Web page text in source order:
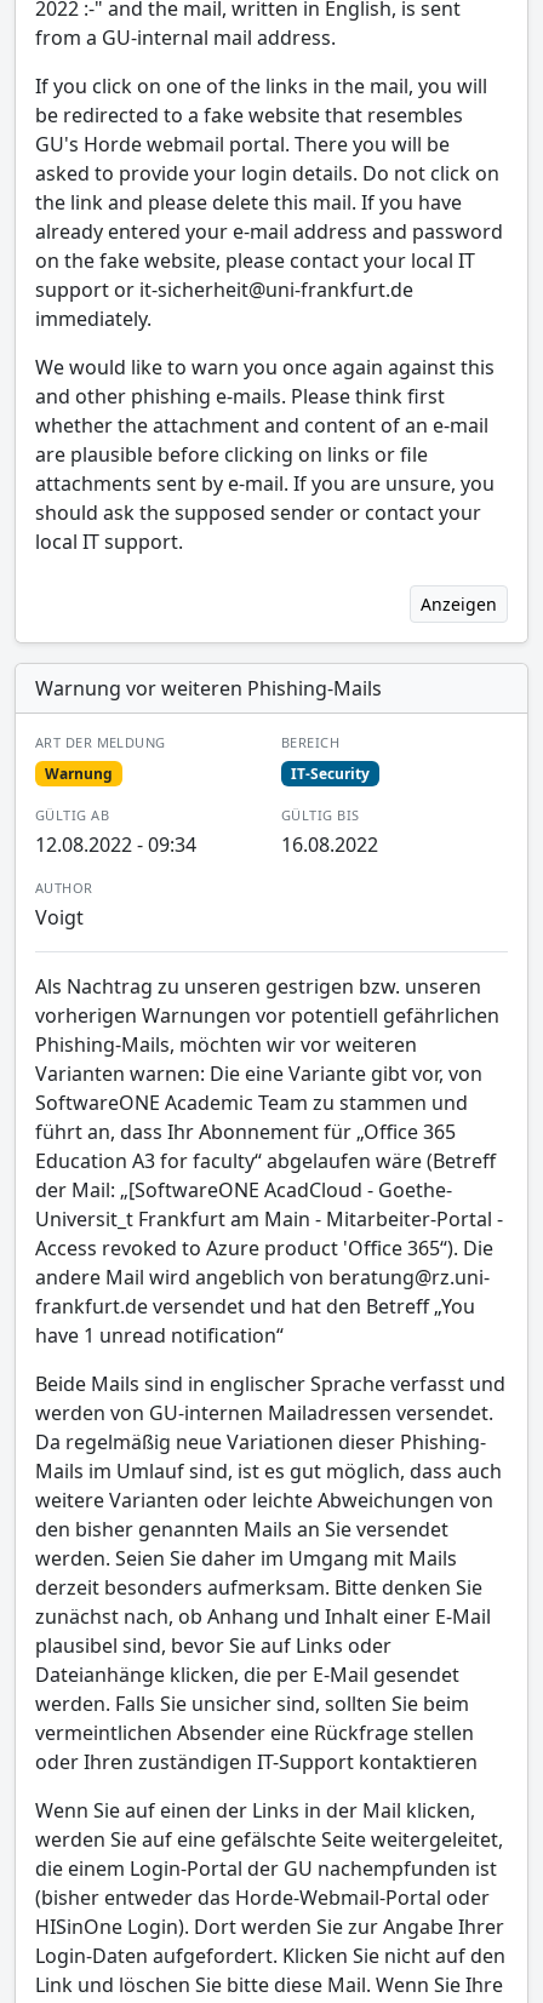
2022 :-" and the mail, written in English, is sent
from a GU-internal mail address.
If you click on one of the links in the mail, you will
be redirected to a fake website that resembles
GU's Horde webmail portal. There you will be
asked to provide your login details. Do not click on
the link and please delete this mail. If you have
already entered your e-mail address and password
on the fake website, please contact your local IT
support or it-sicherheit@uni-frankfurt.de
immediately.
We would like to warn you once again against this
and other phishing e-mails. Please think first
whether the attachment and content of an e-mail
are plausible before clicking on links or file
attachments sent by e-mail. If you are unsure, you
should ask the supposed sender or contact your
local IT support.
Anzeigen
Warnung vor weiteren Phishing-Mails
ART DER MELDUNG
Warnung
BEREICH
IT-Security
GÜLTIG AB
12.08.2022 - 09:34
GÜLTIG BIS
16.08.2022
AUTHOR
Voigt
Als Nachtrag zu unseren gestrigen bzw. unseren
vorherigen Warnungen vor potentiell gefährlichen
Phishing-Mails, möchten wir vor weiteren
Varianten warnen: Die eine Variante gibt vor, von
SoftwareONE Academic Team zu stammen und
führt an, dass Ihr Abonnement für „Office 365
Education A3 for faculty“ abgelaufen wäre (Betreff
der Mail: „[SoftwareONE AcadCloud - Goethe-
Universit_t Frankfurt am Main - Mitarbeiter-Portal -
Access revoked to Azure product 'Office 365“). Die
andere Mail wird angeblich von beratung@rz.uni-
frankfurt.de versendet und hat den Betreff „You
have 1 unread notification“
Beide Mails sind in englischer Sprache verfasst und
werden von GU-internen Mailadressen versendet.
Da regelmäßig neue Variationen dieser Phishing-
Mails im Umlauf sind, ist es gut möglich, dass auch
weitere Varianten oder leichte Abweichungen von
den bisher genannten Mails an Sie versendet
werden. Seien Sie daher im Umgang mit Mails
derzeit besonders aufmerksam. Bitte denken Sie
zunächst nach, ob Anhang und Inhalt einer E-Mail
plausibel sind, bevor Sie auf Links oder
Dateianhänge klicken, die per E-Mail gesendet
werden. Falls Sie unsicher sind, sollten Sie beim
vermeintlichen Absender eine Rückfrage stellen
oder Ihren zuständigen IT-Support kontaktieren
Wenn Sie auf einen der Links in der Mail klicken,
werden Sie auf eine gefälschte Seite weitergeleitet,
die einem Login-Portal der GU nachempfunden ist
(bisher entweder das Horde-Webmail-Portal oder
HISinOne Login). Dort werden Sie zur Angabe Ihrer
Login-Daten aufgefordert. Klicken Sie nicht auf den
Link und löschen Sie bitte diese Mail. Wenn Sie Ihre